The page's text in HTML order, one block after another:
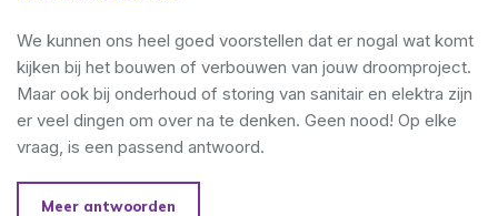
We kunnen ons heel goed voorstellen dat er nogal wat komt
kijken bij het bouwen of verbouwen van jouw droomproject.
Maar ook bij onderhoud of storing van sanitair en elektra zijn
er veel dingen om over na te denken. Geen nood! Op elke
vraag, is een passend antwoord.
Meer antwoorden